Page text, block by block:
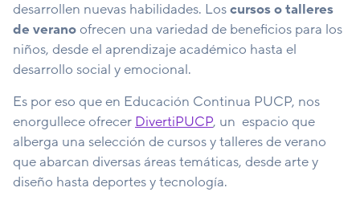
desarrollen nuevas habilidades. Loscursos o talleres
de veranoofrecen una variedad de beneficios para los
niños, desde el aprendizaje académico hasta el
desarrollo social y emocional.
Es por eso que en Educación Continua PUCP, nos
enorgullece ofrecer DivertiPUCP, un espacio que
alberga una selección de cursos y talleres de verano
que abarcan diversas áreas temáticas, desde arte y
diseño hasta deportes y tecnología.